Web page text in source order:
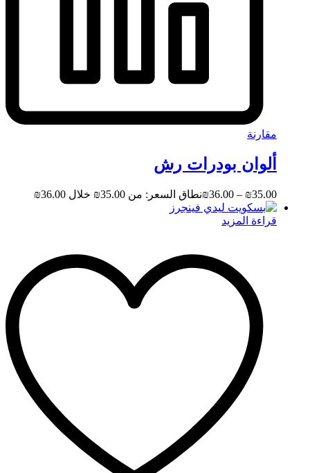
مقارنة
ألوان بودرات رش
₪35.00
–
₪36.00 نطاق السعر: من ⁦₪35.00⁩ خلال ⁦₪36.00⁩
قراءة المزيد